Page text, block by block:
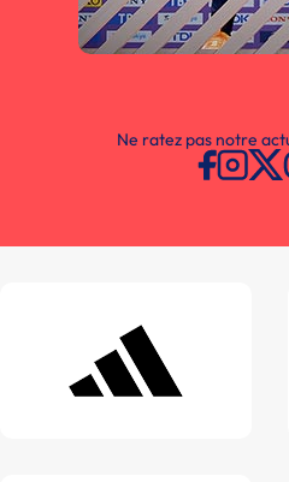
Ne ratez pas notre